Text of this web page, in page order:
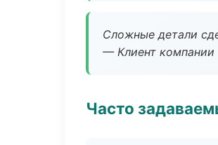
Сложные детали
— Клиент компании
Часто